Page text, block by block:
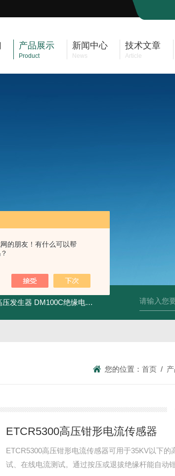
的朋友！有什么可以帮
产品展示
Product
新闻中心
News
技术文章
Article
压发生器 DM100C绝缘电阻测试仪 DM50C绝缘电阻
您的位置： 首页 /
ETCR5300高压钳形电流传感器
ETCR5300高压钳形电流传感器可用于35KV以下的
试、在线电流测试。通过按压或退拔绝缘杆能自动